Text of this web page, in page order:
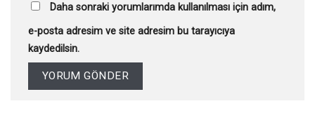
Daha sonraki yorumlarımda kullanılması için adım,
e-posta adresim ve site adresim bu tarayıcıya
kaydedilsin.